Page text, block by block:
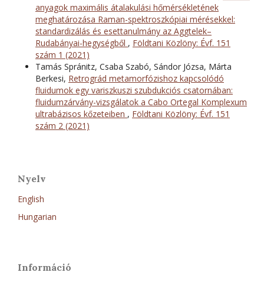
anyagok maximális átalakulási hőmérsékletének
meghatározása Raman-spektroszkópiai mérésekkel:
standardizálás és esettanulmány az Aggtelek–
Rudabányai-hegységből , Földtani Közlöny: Évf. 151
szám 1 (2021)
Tamás Spránitz, Csaba Szabó, Sándor Józsa, Márta
Berkesi, Retrográd metamorfózishoz kapcsolódó
fluidumok egy variszkuszi szubdukciós csatornában:
fluidumzárvány-vizsgálatok a Cabo Ortegal Komplexum
ultrabázisos kőzeteiben , Földtani Közlöny: Évf. 151
szám 2 (2021)
Nyelv
English
Hungarian
Információ